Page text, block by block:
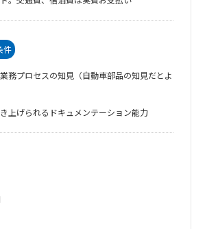
件
務プロセスの知見（自動車部品の知見だとよ
上げられるドキュメンテーション能力